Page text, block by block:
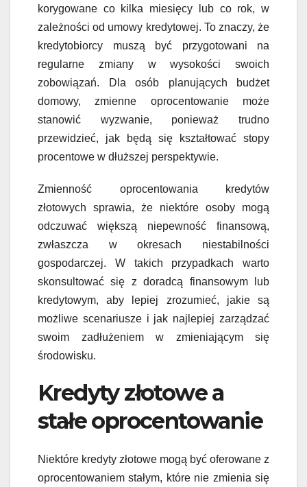
korygowane co kilka miesięcy lub co rok, w
zależności od umowy kredytowej. To znaczy, że
kredytobiorcy muszą być przygotowani na
regularne zmiany w wysokości swoich
zobowiązań. Dla osób planujących budżet
domowy, zmienne oprocentowanie może
stanowić wyzwanie, ponieważ trudno
przewidzieć, jak będą się kształtować stopy
procentowe w dłuższej perspektywie.
Zmienność oprocentowania kredytów
złotowych sprawia, że niektóre osoby mogą
odczuwać większą niepewność finansową,
zwłaszcza w okresach niestabilności
gospodarczej. W takich przypadkach warto
skonsultować się z doradcą finansowym lub
kredytowym, aby lepiej zrozumieć, jakie są
możliwe scenariusze i jak najlepiej zarządzać
swoim zadłużeniem w zmieniającym się
środowisku.
Kredyty złotowe a
stałe oprocentowanie
Niektóre kredyty złotowe mogą być oferowane z
oprocentowaniem stałym, które nie zmienia się